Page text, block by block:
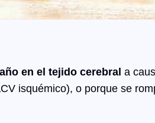
en el tejido cerebral a
isquémico), o porque se